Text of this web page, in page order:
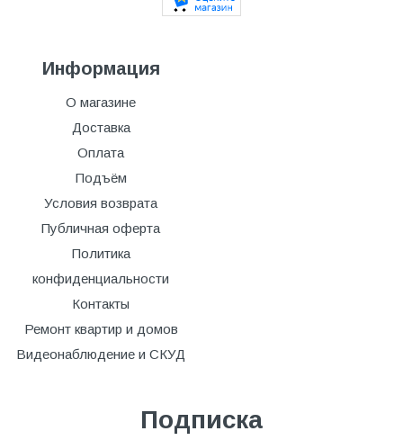
Информация
О магазине
Доставка
Оплата
Подъём
Условия возврата
Публичная оферта
Политика
конфиденциальности
Контакты
Ремонт квартир и домов
Видеонаблюдение и СКУД
Подписка